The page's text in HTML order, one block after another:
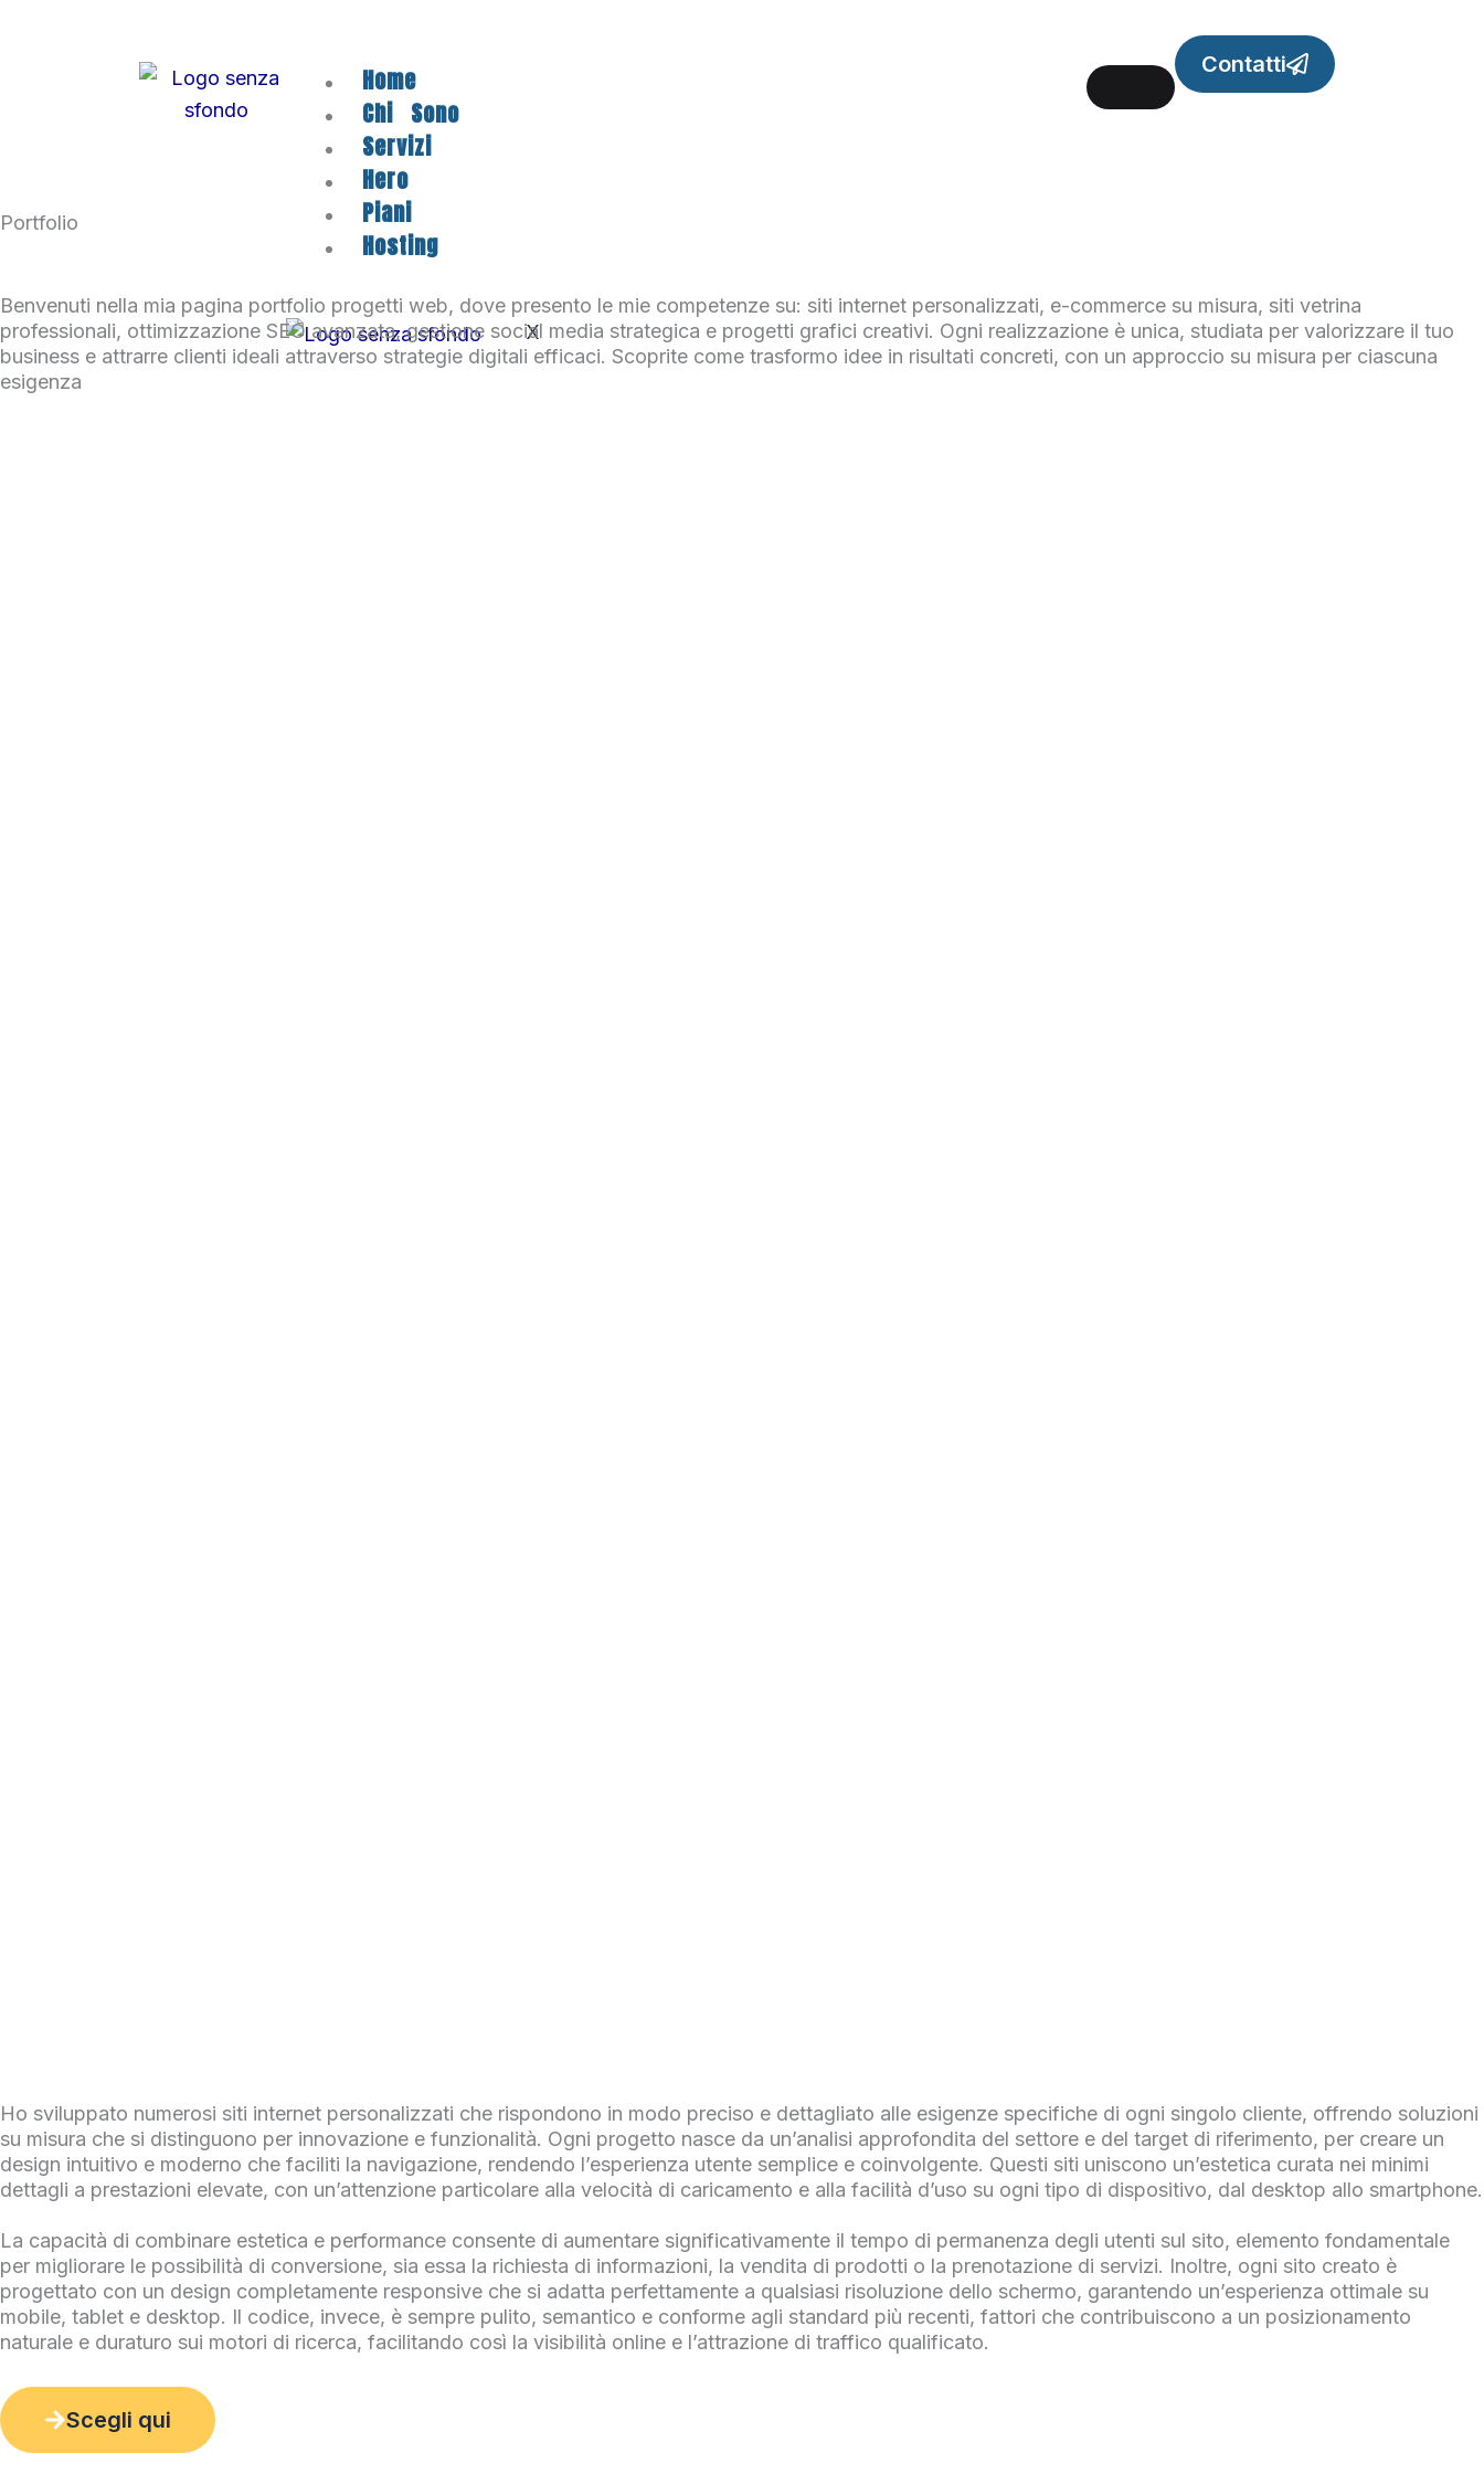
Home
Chi Sono
Servizi
Hero
Piani
Hosting
X
Contatti
Portfolio
Benvenuti nella mia pagina portfolio progetti web, dove presento le mie competenze su: siti internet personalizzati, e-commerce su misura, siti vetrina
professionali, ottimizzazione SEO avanzata, gestione social media strategica e progetti grafici creativi. Ogni realizzazione è unica, studiata per valorizzare il tuo
business e attrarre clienti ideali attraverso strategie digitali efficaci. Scoprite come trasformo idee in risultati concreti, con un approccio su misura per ciascuna
esigenza
Ho sviluppato numerosi siti internet personalizzati che rispondono in modo preciso e dettagliato alle esigenze specifiche di ogni singolo cliente, offrendo soluzioni
su misura che si distinguono per innovazione e funzionalità. Ogni progetto nasce da un’analisi approfondita del settore e del target di riferimento, per creare un
design intuitivo e moderno che faciliti la navigazione, rendendo l’esperienza utente semplice e coinvolgente. Questi siti uniscono un’estetica curata nei minimi
dettagli a prestazioni elevate, con un’attenzione particolare alla velocità di caricamento e alla facilità d’uso su ogni tipo di dispositivo, dal desktop allo smartphone.
La capacità di combinare estetica e performance consente di aumentare significativamente il tempo di permanenza degli utenti sul sito, elemento fondamentale
per migliorare le possibilità di conversione, sia essa la richiesta di informazioni, la vendita di prodotti o la prenotazione di servizi. Inoltre, ogni sito creato è
progettato con un design completamente responsive che si adatta perfettamente a qualsiasi risoluzione dello schermo, garantendo un’esperienza ottimale su
mobile, tablet e desktop. Il codice, invece, è sempre pulito, semantico e conforme agli standard più recenti, fattori che contribuiscono a un posizionamento
naturale e duraturo sui motori di ricerca, facilitando così la visibilità online e l’attrazione di traffico qualificato.
Scegli qui